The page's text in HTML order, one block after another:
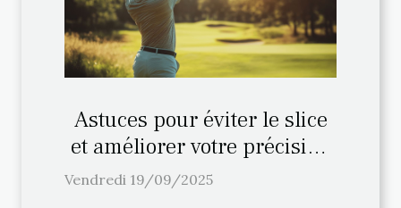
Astuces pour éviter le slice
et améliorer votre précision
au drive
Vendredi 19/09/2025